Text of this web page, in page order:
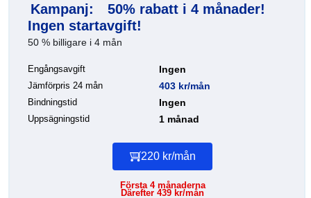
Kampanj:
50% rabatt i 4 månader!
Ingen startavgift!
50 % billigare i 4 mån
Engångsavgift Ingen
Jämförpris 24 mån 403 kr/mån
Bindningstid Ingen
Uppsägningstid 1 månad
220 kr/mån
Första 4 månaderna
Därefter 439 kr/mån